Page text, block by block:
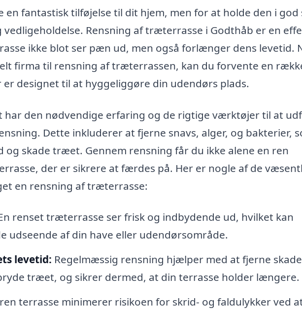
fantastisk tilføjelse til dit hjem, men for at holde den i god
Rensning af træterrasse i Godthåb er en
ikke blot ser pæn ud, men også forlænger dens levetid.
firma til rensning af træterrassen, kan du forvente en
designet til at hyggeliggøre din udendørs plads.
har den nødvendige erfaring og de rigtige værktøjer til at
Dette inkluderer at fjerne snavs, alger, og bakterier,
og skade træet. Gennem rensning får du ikke alene en ren
der er sikrere at færdes på. Her er nogle af de
en rensning af træterrasse:
renset træterrasse ser frisk og indbydende ud, hvilket kan
udseende af din have eller udendørsområde.
levetid: Regelmæssig rensning hjælper med at fjerne
træet, og sikrer dermed, at din terrasse holder længere.
terrasse minimerer risikoen for skrid- og faldulykker ved